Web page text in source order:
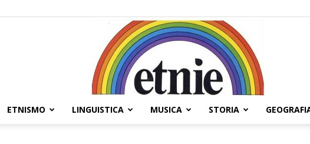
ETNISMO LINGUISTICA MUSICA STORIA